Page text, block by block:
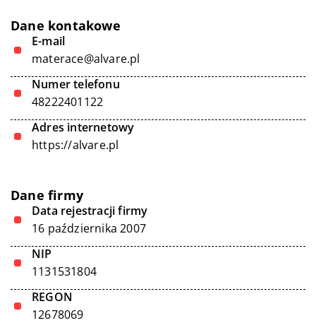
Dane kontakowe
E-mail
materace@alvare.pl
Numer telefonu
48222401122
Adres internetowy
https://alvare.pl
Dane firmy
Data rejestracji firmy
16 października 2007
NIP
1131531804
REGON
12678069